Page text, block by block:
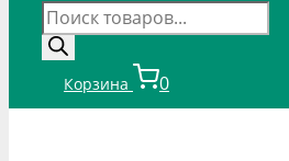
Поиск
товаров
Корзина 0